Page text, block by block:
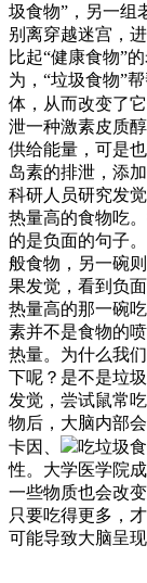
圾食物”，另一组
别离穿越迷宫，
比起“健康食物”
为，“垃圾食物”
体，从而改变了它
泄一种激素皮质
供给能量，可是
岛素的排泄，添
科研人员研究发
热量高的食物吃
的是负面的句子
般食物，另一碗
果发觉，看到负
热量高的那一碗
素并不是食物的
热量。为什么我
下呢？是不是垃
发觉，尝试鼠常
物后，大脑内部
卡因、
吃垃圾
性。大学医学院
一些物质也会改
只要吃得更多，
可能导致大脑呈